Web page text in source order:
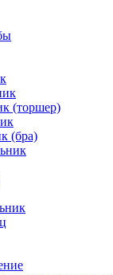
(торшер)
(бра)